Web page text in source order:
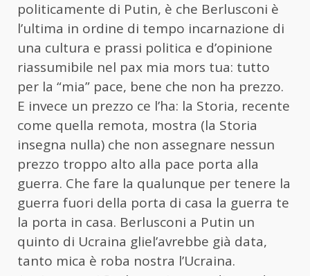
politicamente di Putin, è che Berlusconi è
l’ultima in ordine di tempo incarnazione di
una cultura e prassi politica e d’opinione
riassumibile nel pax mia mors tua: tutto
per la “mia” pace, bene che non ha prezzo.
E invece un prezzo ce l’ha: la Storia, recente
come quella remota, mostra (la Storia
insegna nulla) che non assegnare nessun
prezzo troppo alto alla pace porta alla
guerra. Che fare la qualunque per tenere la
guerra fuori della porta di casa la guerra te
la porta in casa. Berlusconi a Putin un
quinto di Ucraina gliel’avrebbe già data,
tanto mica è roba nostra l’Ucraina.